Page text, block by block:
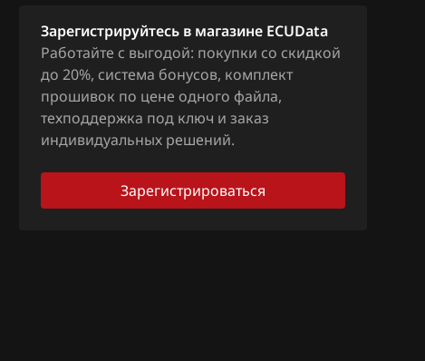
Зарегистрируйтесь в магазине ECUData
Работайте с выгодой: покупки со скидкой
до 20%, система бонусов, комплект
прошивок по цене одного файла,
техподдержка под ключ и заказ
индивидуальных решений.
Зарегистрироваться